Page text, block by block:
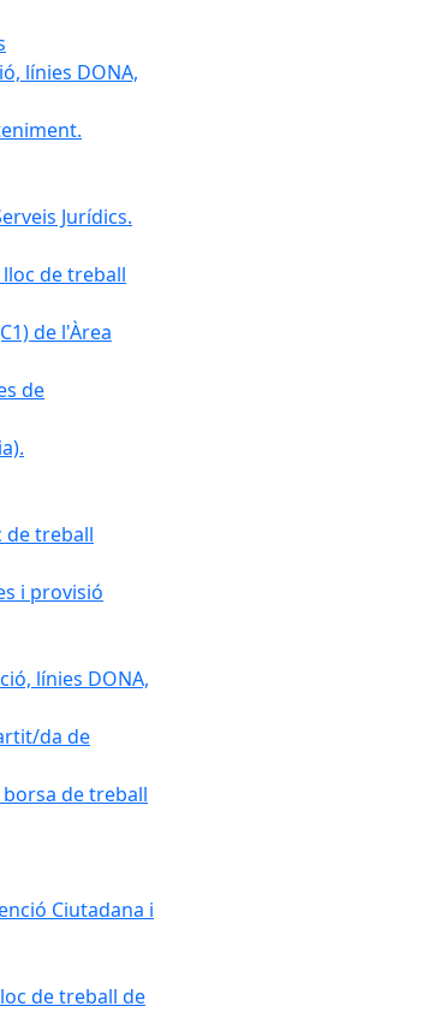
línies DONA,
Jurídics.
de treball
de l'Àrea
de
de treball
i provisió
línies DONA,
da de
de treball
Ciutadana i
de treball de